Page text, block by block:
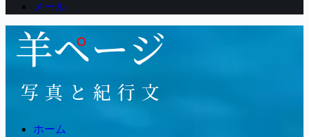
メール
ホーム